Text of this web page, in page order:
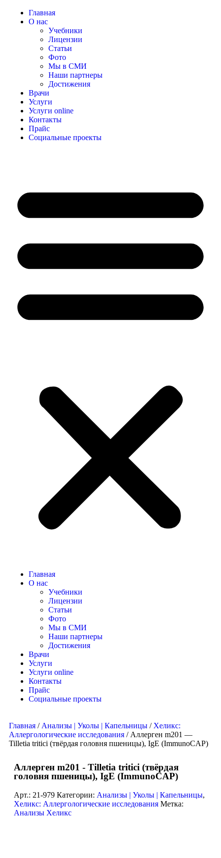
Главная
О нас
Учебники
Лицензии
Статьи
Фото
Мы в СМИ
Наши партнеры
Достижения
Врачи
Услуги
Услуги online
Контакты
Прайс
Социальные проекты
Главная
О нас
Учебники
Лицензии
Статьи
Фото
Мы в СМИ
Наши партнеры
Достижения
Врачи
Услуги
Услуги online
Контакты
Прайс
Социальные проекты
Главная / Анализы | Уколы | Капельницы / Хеликс:
Аллергологические исследования / Аллерген m201 —
Tilletia tritici (твёрдая головня пшеницы), IgE (ImmunoCAP)
Аллерген m201 - Tilletia tritici (твёрдая
головня пшеницы), IgE (ImmunoCAP)
Арт.: 21-979 Категории: Анализы | Уколы | Капельницы,
Хеликс: Аллергологические исследования Метка:
Анализы Хеликс